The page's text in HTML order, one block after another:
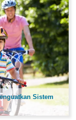
Sistem